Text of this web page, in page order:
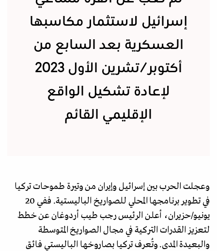
إسرائيل لاستثمار مكاسبها
العسكرية بعد السابع من
أكتوبر/تشرين الأول 2023
لإعادة تشكيل الواقع
الإقليمي القائم
وعجلت الحرب بين إسرائيل وإيران من وتيرة طموحات تركيا
في تطوير برنامجها المحلي للصواريخ الباليستية. ففي 20
يونيو/حزيران، أعلن الرئيس رجب طيب أردوغان عن خطط
لتعزيز القدرات التركية في مجال الصواريخ المتوسطة
والبعيدة المدى. وتُعرف تركيا بصاروخها الباليستي فائق